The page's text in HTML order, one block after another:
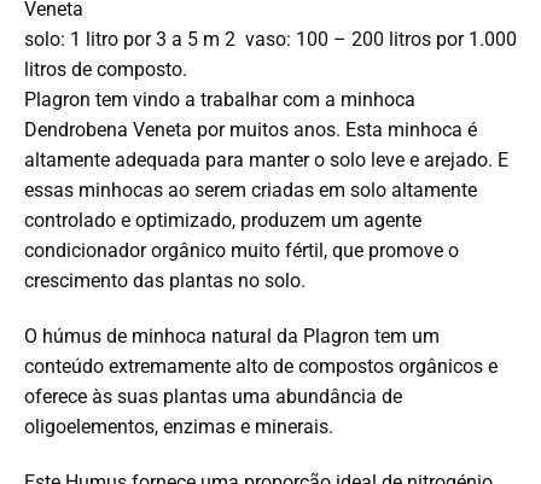
Veneta
solo: 1 litro por 3 a 5 m 2 vaso: 100 – 200 litros por 1.000
litros de composto.
Plagron tem vindo a trabalhar com a minhoca
Dendrobena Veneta por muitos anos. Esta minhoca é
altamente adequada para manter o solo leve e arejado. E
essas minhocas ao serem criadas em solo altamente
controlado e optimizado, produzem um agente
condicionador orgânico muito fértil, que promove o
crescimento das plantas no solo.
O húmus de minhoca natural da Plagron tem um
conteúdo extremamente alto de compostos orgânicos e
oferece às suas plantas uma abundância de
oligoelementos, enzimas e minerais.